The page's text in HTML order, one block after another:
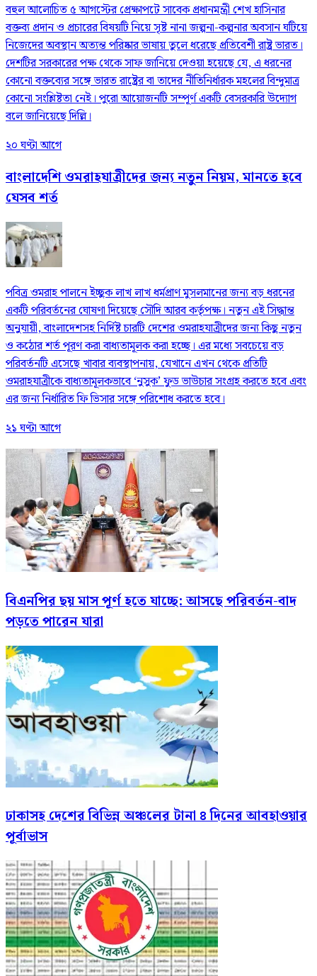
বহুল আলোচিত ৫ আগস্টের প্রেক্ষাপটে সাবেক প্রধানমন্ত্রী শেখ হাসিনার
বক্তব্য প্রদান ও প্রচারের বিষয়টি নিয়ে সৃষ্ট নানা জল্পনা-কল্পনার অবসান ঘটিয়ে
নিজেদের অবস্থান অত্যন্ত পরিষ্কার ভাষায় তুলে ধরেছে প্রতিবেশী রাষ্ট্র ভারত।
দেশটির সরকারের পক্ষ থেকে সাফ জানিয়ে দেওয়া হয়েছে যে, এ ধরনের
কোনো বক্তব্যের সঙ্গে ভারত রাষ্ট্রের বা তাদের নীতিনির্ধারক মহলের বিন্দুমাত্র
কোনো সংশ্লিষ্টতা নেই। পুরো আয়োজনটি সম্পূর্ণ একটি বেসরকারি উদ্যোগ
বলে জানিয়েছে দিল্লি।
২০ ঘণ্টা আগে
বাংলাদেশি ওমরাহযাত্রীদের জন্য নতুন নিয়ম, মানতে হবে
যেসব শর্ত
পবিত্র ওমরাহ পালনে ইচ্ছুক লাখ লাখ ধর্মপ্রাণ মুসলমানের জন্য বড় ধরনের
একটি পরিবর্তনের ঘোষণা দিয়েছে সৌদি আরব কর্তৃপক্ষ। নতুন এই সিদ্ধান্ত
অনুযায়ী, বাংলাদেশসহ নির্দিষ্ট চারটি দেশের ওমরাহযাত্রীদের জন্য কিছু নতুন
ও কঠোর শর্ত পূরণ করা বাধ্যতামূলক করা হচ্ছে। এর মধ্যে সবচেয়ে বড়
পরিবর্তনটি এসেছে খাবার ব্যবস্থাপনায়, যেখানে এখন থেকে প্রতিটি
ওমরাহযাত্রীকে বাধ্যতামূলকভাবে ‘নুসুক’ ফুড ভাউচার সংগ্রহ করতে হবে এবং
এর জন্য নির্ধারিত ফি ভিসার সঙ্গে পরিশোধ করতে হবে।
২১ ঘণ্টা আগে
বিএনপির ছয় মাস পূর্ণ হতে যাচ্ছে: আসছে পরিবর্তন-বাদ
পড়তে পারেন যারা
ঢাকাসহ দেশের বিভিন্ন অঞ্চলের টানা ৪ দিনের আবহাওয়ার
পূর্বাভাস